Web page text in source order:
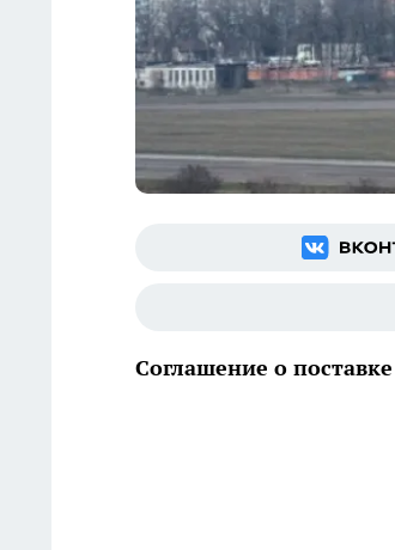
Соглашение о